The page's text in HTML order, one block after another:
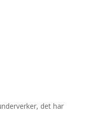
det har